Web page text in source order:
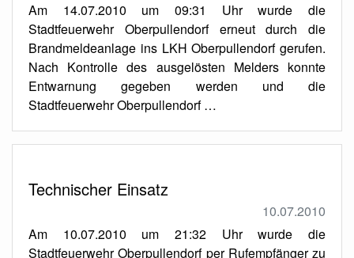
Am 14.07.2010 um 09:31 Uhr wurde die
Stadtfeuerwehr Oberpullendorf erneut durch die
Brandmeldeanlage ins LKH Oberpullendorf gerufen.
Nach Kontrolle des ausgelösten Melders konnte
Entwarnung gegeben werden und die
Stadtfeuerwehr Oberpullendorf …
Technischer Einsatz
10.07.2010
Am 10.07.2010 um 21:32 Uhr wurde die
Stadtfeuerwehr Oberpullendorf per Rufempfänger zu